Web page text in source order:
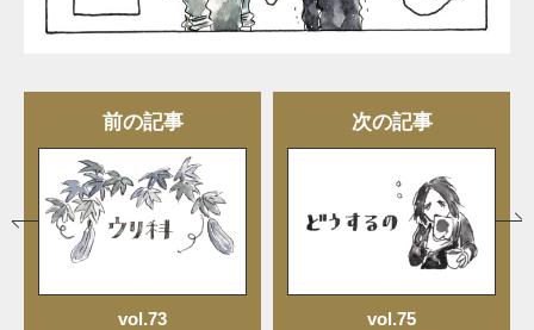
前の記事
vol.73
次の記事
vol.75